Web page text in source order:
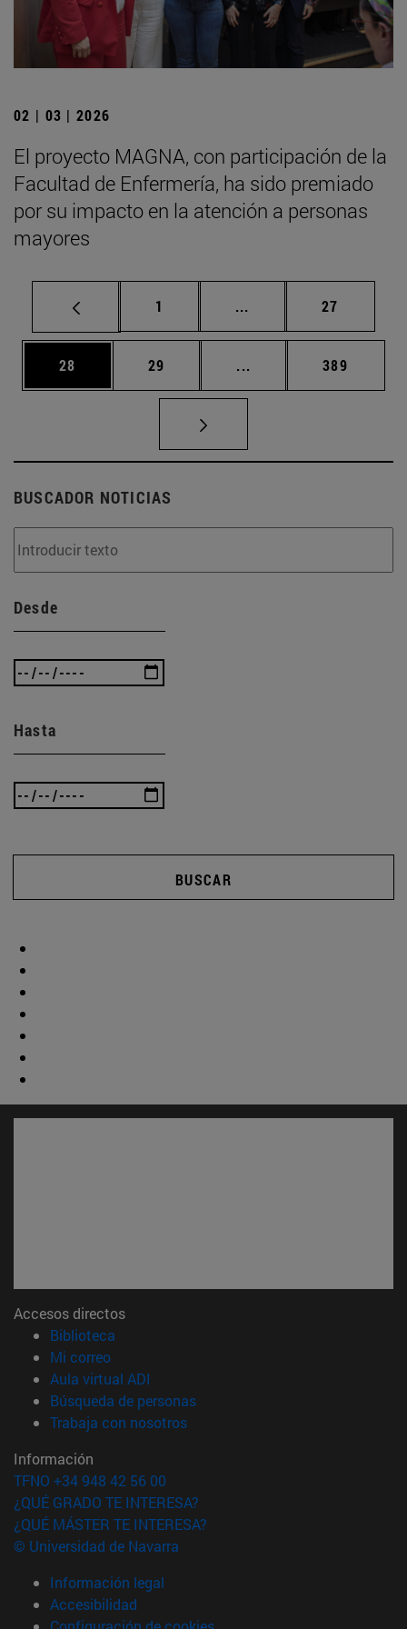
02 | 03 | 2026
El proyecto MAGNA, con participación de la
Facultad de Enfermería, ha sido premiado
por su impacto en la atención a personas
mayores
Página
1 ... Páginas intermedias
Página
27
Página
28 Página
29 ... Páginas intermedias
Página
389
BUSCADOR NOTICIAS
Desde
Hasta
BUSCAR
Accesos directos
Biblioteca
Mi correo(abre en nueva ventana)
Aula virtual ADI
Búsqueda de personas(abre en nueva ventana)
Trabaja con nosotros(abre en nueva ventana)
Información
TFNO +34 948 42 56 00
¿QUÉ GRADO TE INTERESA?
¿QUÉ MÁSTER TE INTERESA?
© Universidad de Navarra
Información legal
Accesibilidad